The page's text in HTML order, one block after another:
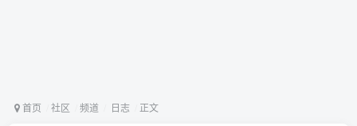
首页 社区 频道 日志 正文